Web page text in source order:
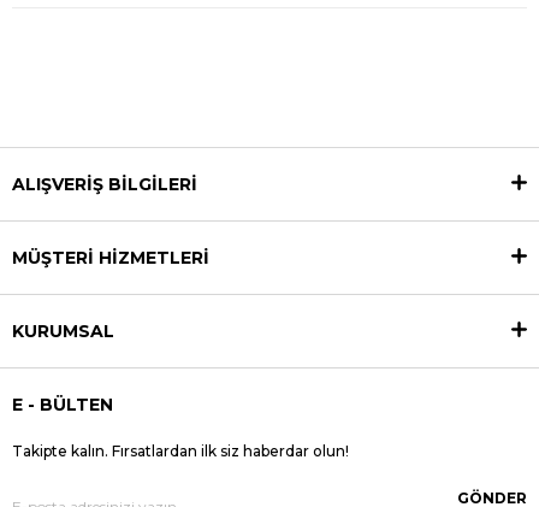
ALIŞVERİŞ BİLGİLERİ
MÜŞTERİ HİZMETLERİ
KURUMSAL
E - BÜLTEN
Takipte kalın. Fırsatlardan ilk siz haberdar olun!
GÖNDER